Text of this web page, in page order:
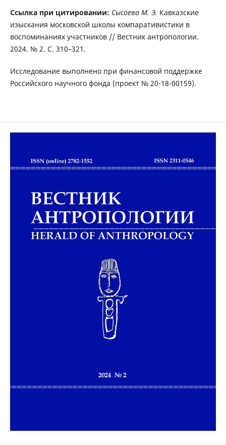
Ссылка при цитировании: Сысоева М. Э. Кавказские
изыскания московской школы компаративистики в
воспоминаниях участников // Вестник антропологии.
2024. № 2. С. 310–321.
Исследование выполнено при финансовой поддержке
Российского научного фонда (проект № 20-18-00159).